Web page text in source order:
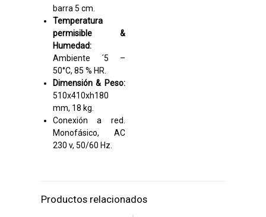
barra 5 cm.
Temperatura
permisible &
Humedad:
Ambiente ´5 –
50°C, 85 % HR.
Dimensión & Peso:
510x410xh180
mm, 18 kg.
Conexión a red.
Monofásico, AC
230 v, 50/60 Hz.
Productos relacionados